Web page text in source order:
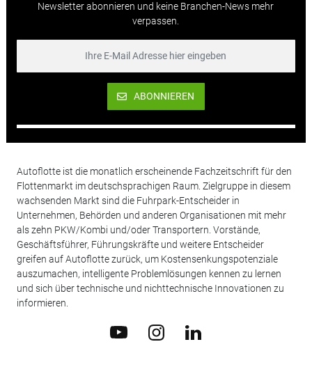
Newsletter abonnieren und keine Branchen-News mehr
verpassen.
ABONNIEREN
Autoflotte ist die monatlich erscheinende Fachzeitschrift für den
Flottenmarkt im deutschsprachigen Raum. Zielgruppe in diesem
wachsenden Markt sind die Fuhrpark-Entscheider in
Unternehmen, Behörden und anderen Organisationen mit mehr
als zehn PKW/Kombi und/oder Transportern. Vorstände,
Geschäftsführer, Führungskräfte und weitere Entscheider
greifen auf Autoflotte zurück, um Kostensenkungspotenziale
auszumachen, intelligente Problemlösungen kennen zu lernen
und sich über technische und nichttechnische Innovationen zu
informieren.